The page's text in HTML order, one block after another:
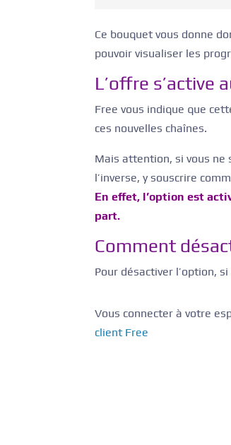
Ce bouquet vous donne
pouvoir visualiser les
L’offre s’active
Free vous indique que
ces nouvelles chaînes.
Mais attention, si vous ne
l’inverse, y souscrire
En effet, l’option est
part.
Comment
Pour désactiver l’option,
Vous connecter à votre
client Free